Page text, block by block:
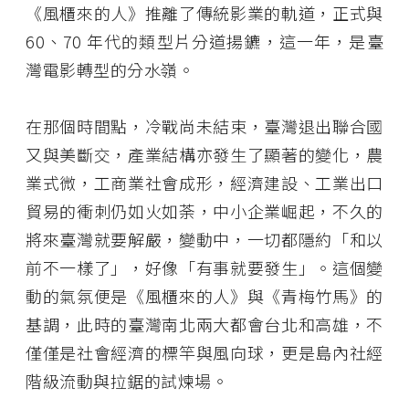
《風櫃來的人》推離了傳統影業的軌道，正式與
60、70 年代的類型片分道揚鑣，這一年，是臺
灣電影轉型的分水嶺。
在那個時間點，冷戰尚未結束，臺灣退出聯合國
又與美斷交，產業結構亦發生了顯著的變化，農
業式微，工商業社會成形，經濟建設、工業出口
貿易的衝刺仍如火如荼，中小企業崛起，不久的
將來臺灣就要解嚴，變動中，一切都隱約「和以
前不一樣了」，好像「有事就要發生」。這個變
動的氣氛便是《風櫃來的人》與《青梅竹馬》的
基調，此時的臺灣南北兩大都會台北和高雄，不
僅僅是社會經濟的標竿與風向球，更是島內社經
階級流動與拉鋸的試煉場。